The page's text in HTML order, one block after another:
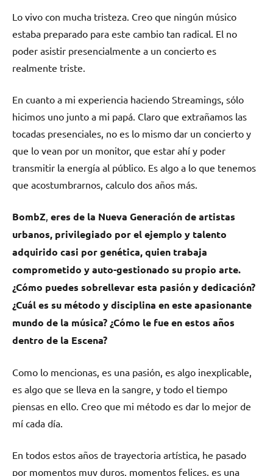
Lo vivo con mucha tristeza. Creo que ningún músico
estaba preparado para este cambio tan radical. El no
poder asistir presencialmente a un concierto es
realmente triste.
En cuanto a mi experiencia haciendo Streamings, sólo
hicimos uno junto a mi papá. Claro que extrañamos las
tocadas presenciales, no es lo mismo dar un concierto y
que lo vean por un monitor, que estar ahí y poder
transmitir la energía al público. Es algo a lo que tenemos
que acostumbrarnos, calculo dos años más.
BombZ eres de la Nueva Generación de artistas
urbanos, privilegiado por el ejemplo y talento
adquirido casi por genética, quien trabaja
comprometido y auto-gestionado su propio arte.
¿Cómo puedes sobrellevar esta pasión y dedicación?
¿Cuál es su método y disciplina en este apasionante
mundo de la música? ¿Cómo le fue en estos años
dentro de la Escena?
Como lo mencionas, es una pasión, es algo inexplicable,
es algo que se lleva en la sangre, y todo el tiempo
piensas en ello. Creo que mi método es dar lo mejor de
mí cada día.
En todos estos años de trayectoria artística, he pasado
por momentos muy duros, momentos felices, es una